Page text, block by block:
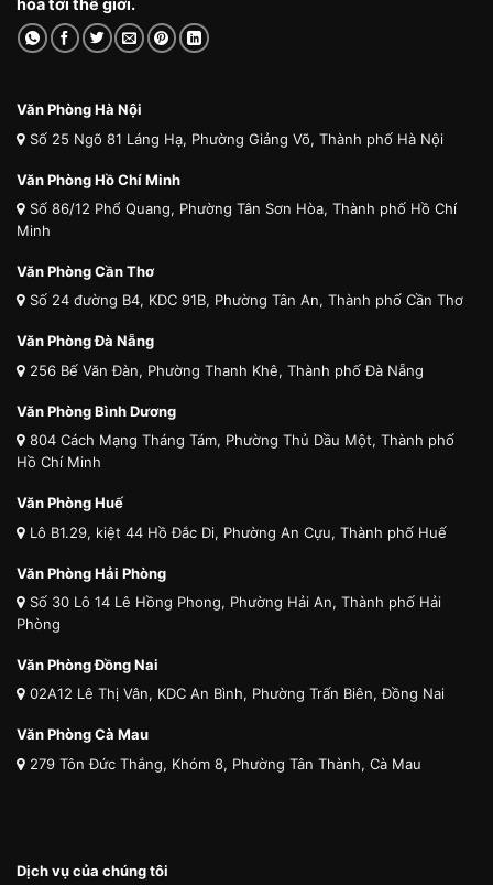
hóa tới thế giới.
Văn Phòng Hà Nội
Số 25 Ngõ 81 Láng Hạ, Phường Giảng Võ, Thành phố Hà Nội
Văn Phòng Hồ Chí Minh
Số 86/12 Phổ Quang, Phường Tân Sơn Hòa, Thành phố Hồ Chí
Minh
Văn Phòng Cần Thơ
Số 24 đường B4, KDC 91B, Phường Tân An, Thành phố Cần Thơ
Văn Phòng Đà Nẵng
256 Bế Văn Đàn, Phường Thanh Khê, Thành phố Đà Nẵng
Văn Phòng Bình Dương
804 Cách Mạng Tháng Tám, Phường Thủ Dầu Một, Thành phố
Hồ Chí Minh
Văn Phòng Huế
Lô B1.29, kiệt 44 Hồ Đắc Di, Phường An Cựu, Thành phố Huế
Văn Phòng Hải Phòng
Số 30 Lô 14 Lê Hồng Phong, Phường Hải An, Thành phố Hải
Phòng
Văn Phòng Đồng Nai
02A12 Lê Thị Vân, KDC An Bình, Phường Trấn Biên, Đồng Nai
Văn Phòng Cà Mau
279 Tôn Đức Thắng, Khóm 8, Phường Tân Thành, Cà Mau
Dịch vụ của chúng tôi